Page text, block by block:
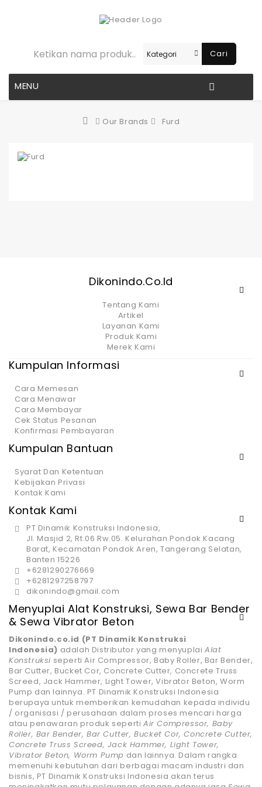
Cari
MENU
Our Brands Furd
Dikonindo.co.id
Tentang Kami
Artikel
Layanan Kami
Produk Kami
Merek Kami
Kumpulan Informasi
Cara Memesan
Cara Menawar
Cara Membayar
Cek Status Pesanan
Konfirmasi Pembayaran
Kumpulan Bantuan
Syarat Dan Ketentuan
Kebijakan Privasi
Kontak Kami
Kontak Kami
PT Dinamik Konstruksi Indonesia,
Jl. Masjid 2, Rt.06 Rw.05. Kelurahan Pondok Kacang
Barat, Kecamatan Pondok Aren, Tangerang Selatan,
Banten 15226
+6281290276669
+6281297258797
dikonindo@gmail.com
Menyuplai Alat Konstruksi, Sewa Bar Bender
& Sewa Vibrator Beton
Dikonindo.co.id (PT Dinamik Konstruksi
Indonesia) adalah Distributor yang menyuplai Alat
Konstruksi seperti Air Compressor, Baby Roller, Bar Bender,
Bar Cutter, Bucket Cor, Concrete Cutter, Concrete Truss
Screed, Jack Hammer, Light Tower, Vibrator Beton, Worm
Pump dan lainnya. PT Dinamik Konstruksi Indonesia
berupaya untuk memberikan kemudahan kepada individu
/ organisasi / perusahaan dalam proses mencari harga
atau penawaran produk sepertiAir Compressor, Baby
Roller, Bar Bender, Bar Cutter, Bucket Cor, Concrete Cutter,
Concrete Truss Screed, Jack Hammer, Light Tower,
Vibrator Beton, Worm Pump dan lainnya. Dalam rangka
memenuhi kebutuhan dari berbagai macam industri dan
bisnis, PT Dinamik Konstruksi Indonesia akan terus